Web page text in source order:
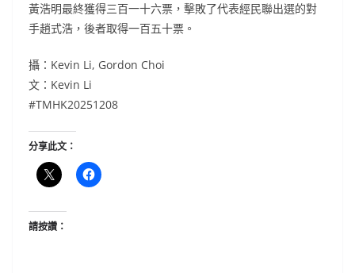
黃浩明最終獲得三百一十六票，擊敗了代表經民聯出選的對
手趙式浩，後者取得一百五十票。
攝：Kevin Li, Gordon Choi
文：Kevin Li
#TMHK20251208
分享此文：
請按讚：